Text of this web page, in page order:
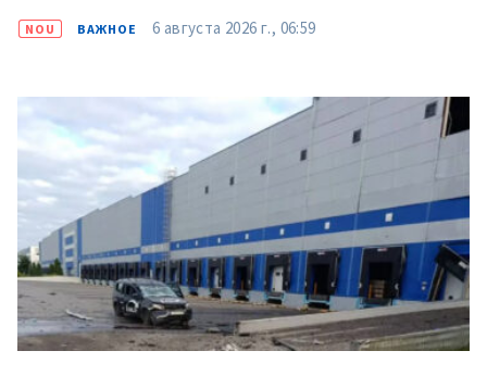
NOU ВАЖНОЕ 6 августа 2026 г., 06:59